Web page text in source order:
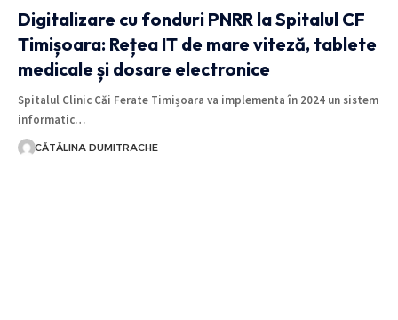
Digitalizare cu fonduri PNRR la Spitalul CF
Timișoara: Rețea IT de mare viteză, tablete
medicale și dosare electronice
Spitalul Clinic Căi Ferate Timișoara va implementa în 2024 un sistem
informatic…
CĂTĂLINA DUMITRACHE